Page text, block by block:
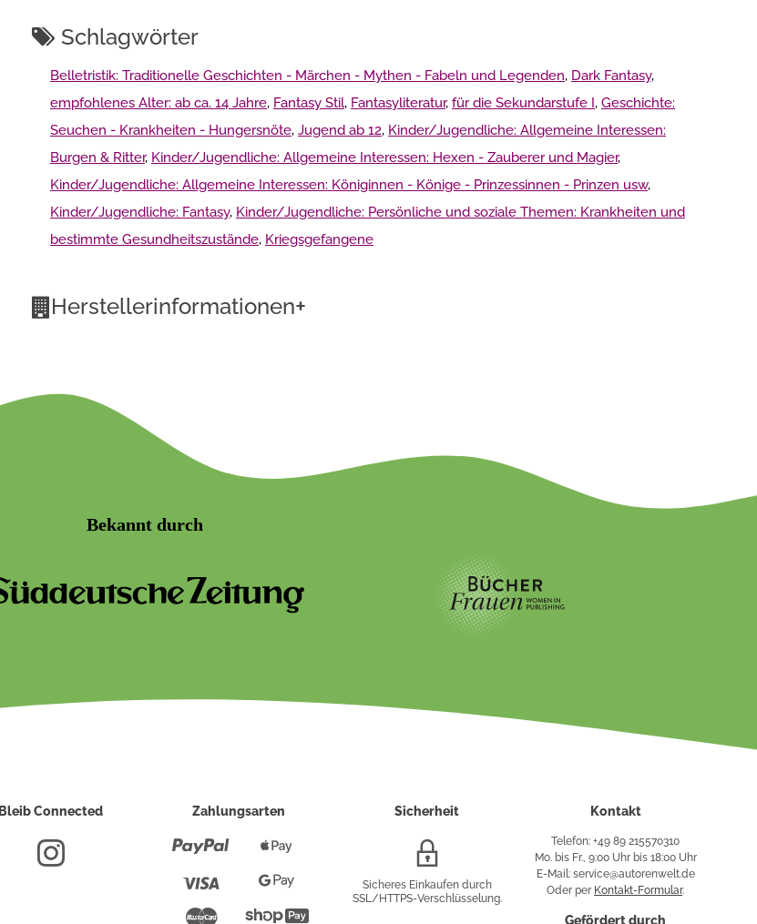
Schlagwörter
Belletristik: Traditionelle Geschichten - Märchen - Mythen - Fabeln und Legenden, Dark Fantasy,
empfohlenes Alter: ab ca. 14 Jahre, Fantasy Stil, Fantasyliteratur, für die Sekundarstufe I, Geschichte:
Seuchen - Krankheiten - Hungersnöte, Jugend ab 12, Kinder/Jugendliche: Allgemeine Interessen:
Burgen & Ritter, Kinder/Jugendliche: Allgemeine Interessen: Hexen - Zauberer und Magier,
Kinder/Jugendliche: Allgemeine Interessen: Königinnen - Könige - Prinzessinnen - Prinzen usw,
Kinder/Jugendliche: Fantasy, Kinder/Jugendliche: Persönliche und soziale Themen: Krankheiten und
bestimmte Gesundheitszustände, Kriegsgefangene
Herstellerinformationen+
Bekannt durch
Bleib Connected Zahlungsarten
Paypal
Mastercard
Pay
PayShopify
Sicherheit
Verschlüsselung
Sicheres Einkaufen durch
SSL/HTTPS-Verschlüsselung.
Kontakt
Telefon: +49 89 215570310
Mo. bis Fr., 9:00 Uhr bis 18:00 Uhr
E-Mail: service@autorenwelt.de
Oder per Kontakt-Formular.
Gefördert durch